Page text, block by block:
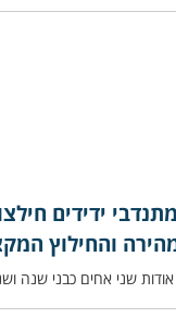
ידידים
והחילוץ